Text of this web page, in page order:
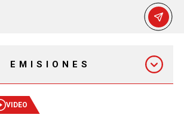
EMISIONES
EXPRESS
VIDEO